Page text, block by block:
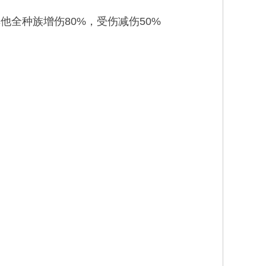
全种族增伤80%，受伤减伤50%